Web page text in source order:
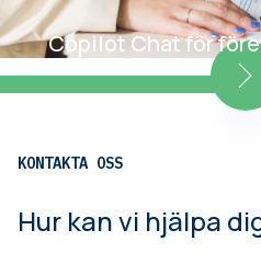
Copilot Chat för
KONTAKTA OSS
Hur kan vi hjälpa